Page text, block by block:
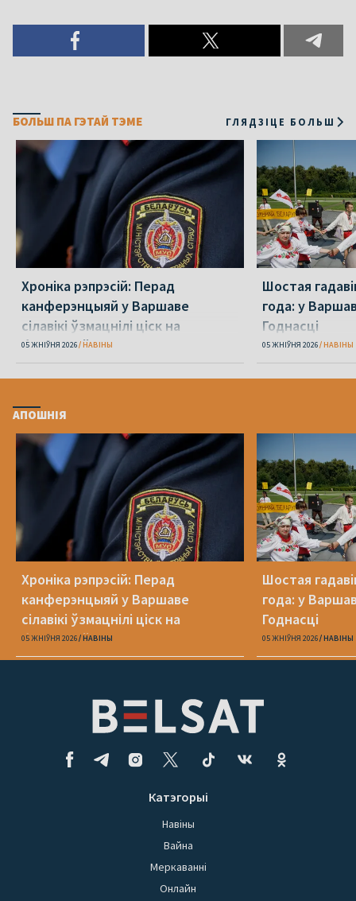
БОЛЬШ ПА ГЭТАЙ ТЭМЕ ГЛЯДЗІЦЕ БОЛЬШ
Хроніка рэпрэсій: Перад
канферэнцыяй у Варшаве
сілавікі ўзмацнілі ціск на
беларусаў
05 ЖНІЎНЯ 2026 НАВІНЫ
Шостая
года: у
Годнасці
05 ЖНІЎНЯ 2026 НАВІНЫ
АПОШНІЯ
Хроніка рэпрэсій: Перад
канферэнцыяй у Варшаве
сілавікі ўзмацнілі ціск на
беларусаў
05 ЖНІЎНЯ 2026 НАВІНЫ
Шостая
года: у
Годнасці
05 ЖНІЎНЯ 2026 НАВІНЫ
Катэгорыі
Навіны
Вайна
Меркаванні
Онлайн